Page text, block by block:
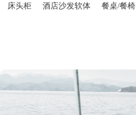
床头柜
酒店沙发软体 餐桌/餐椅